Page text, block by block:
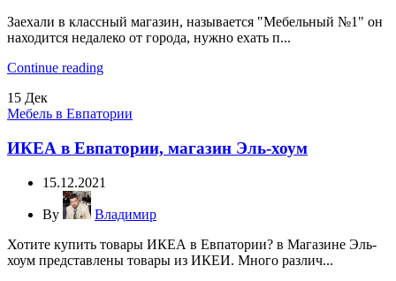
Заехали в классный магазин, называется "Мебельный №1" он
находится недалеко от города, нужно ехать п...
Continue reading
15 Дек
Мебель в Евпатории
ИКЕА в Евпатории, магазин Эль-хоум
15.12.2021
By
Владимир
Хотите купить товары ИКЕА в Евпатории? в Магазине Эль-
хоум представлены товары из ИКЕИ. Много различ...